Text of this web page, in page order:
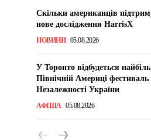
Скільки американців
нове дослідження HarrisX
НОВИНИ 05.08.2026
У Торонто відбудеться
Північній Америці
Незалежності України
АФІША 05.08.2026